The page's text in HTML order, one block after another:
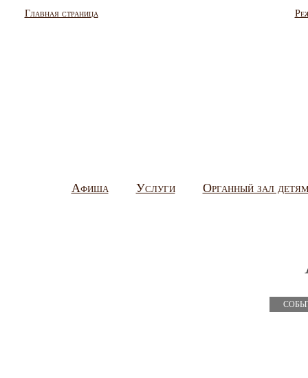
Главная страница
Афиша Услуги Органный зал